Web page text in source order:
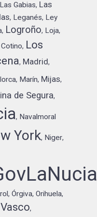
Las Gabias, Las
, Leganés, Ley
, Logroño, Loja,
, Los
, Madrid,
, Marín, Mijas,
de Segura,
, Navalmoral
York, Niger,
,Órgiva,Orihuela,
,